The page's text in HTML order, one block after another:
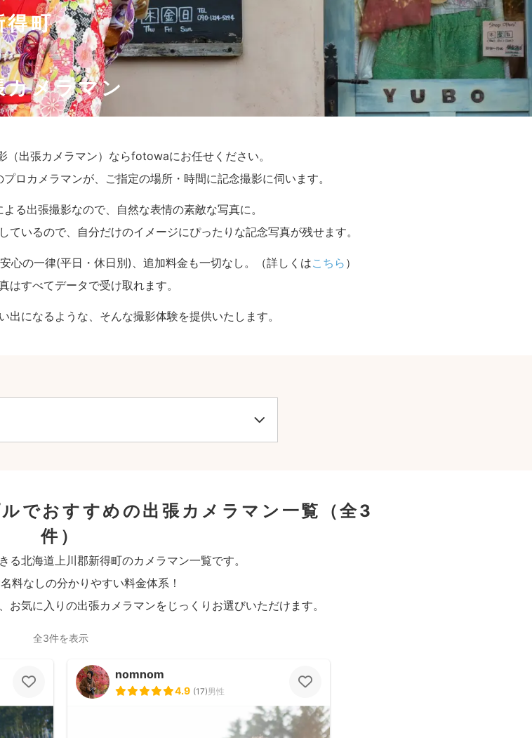
得町
カメラマン
（出張カメラマン）ならfotowaにお任せください。
ロカメラマンが、ご指定の場所・時間に記念撮影に伺います。
る出張撮影なので、自然な表情の素敵な写真に。
いるので、自分だけのイメージにぴったりな記念写真が残せます。
心の一律(平日・休日別)、追加料金も一切なし。（詳しくはこちら ）
はすべてデータで受け取れます。
出になるような、そんな撮影体験を提供いたします。
でおすすめの出張カメラマン一覧
（全3
件）
る北海道上川郡新得町のカメラマン一覧です。
料なしの分かりやすい料金体系！
お気に入りの出張カメラマンをじっくりお選びいただけます。
全3件を表示
nomnom
4.9 (17)男性